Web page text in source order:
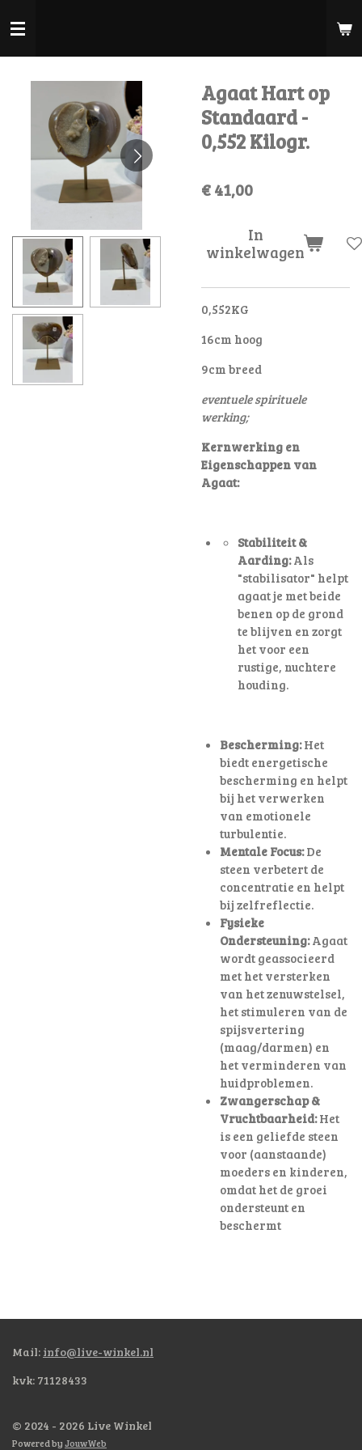
direct
Agaat Hart op
Standaard -
0,552 Kilogr.
€ 41,00
In
winkelwagen
0,552KG
16cm hoog
9cm breed
eventuele spirituele
werking;
Kernwerking en
Eigenschappen van
Agaat:
Stabiliteit &
Aarding:Als
"stabilisator" helpt
agaat je met beide
benen op de grond
te blijven en zorgt
het voor een
rustige, nuchtere
houding.
Bescherming:Het
biedt energetische
bescherming en helpt
bij het verwerken
van emotionele
turbulentie.
Mentale Focus:De
steen verbetert de
concentratie en helpt
bij zelfreflectie.
Fysieke
Ondersteuning:Agaat
wordt geassocieerd
met het versterken
van het zenuwstelsel,
het stimuleren van de
spijsvertering
(maag/darmen) en
het verminderen van
huidproblemen.
Zwangerschap &
Vruchtbaarheid:Het
is een geliefde steen
voor (aanstaande)
moeders en kinderen,
omdat het de groei
ondersteunt en
beschermt
Mail: info@live-winkel.nl
kvk: 71128433
© 2024 - 2026 Live Winkel
Powered byJouwWeb